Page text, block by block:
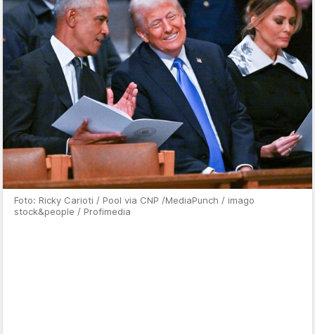
Foto: Ricky Carioti / Pool via CNP /MediaPunch / imago
stock&people / Profimedia